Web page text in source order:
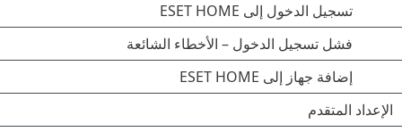
تسجيل الدخول إلى ESET HOME
فشل تسجيل الدخول – الأخطاء الشائعة
إضافة جهاز إلى ESET HOME
الإعداد المتقدم